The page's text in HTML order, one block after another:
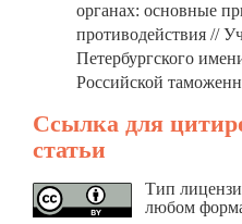
органах: основные
противодействия //
Петербургского
Российской
Ссылка для
статьи
Тип
любом